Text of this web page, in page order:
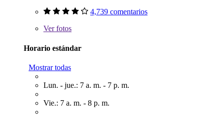
4,739 comentarios
Verfotos
Horario estándar
Mostrar todas
Lun. - jue.: 7 a. m. - 7 p. m.
Vie.: 7 a. m. - 8 p. m.